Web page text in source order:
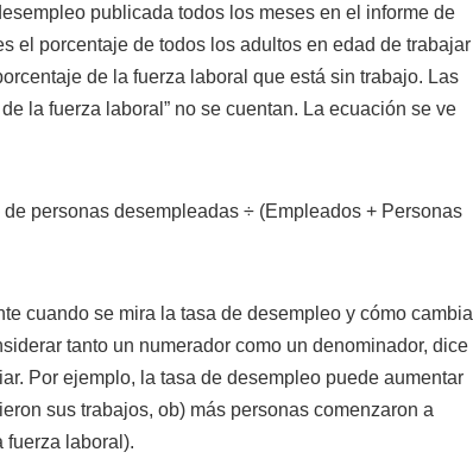
publicada todos los meses en el informe de
el porcentaje de todos los adultos en edad de trabajar
de la fuerza laboral que está sin trabajo. Las
la fuerza laboral” no se cuentan. La ecuación se ve
personas desempleadas ÷ (Empleados + Personas
cuando se mira la tasa de desempleo y cómo cambia
tanto un numerador como un denominador, dice
Por ejemplo, la tasa de desempleo puede aumentar
sus trabajos, ob) más personas comenzaron a
fuerza laboral).